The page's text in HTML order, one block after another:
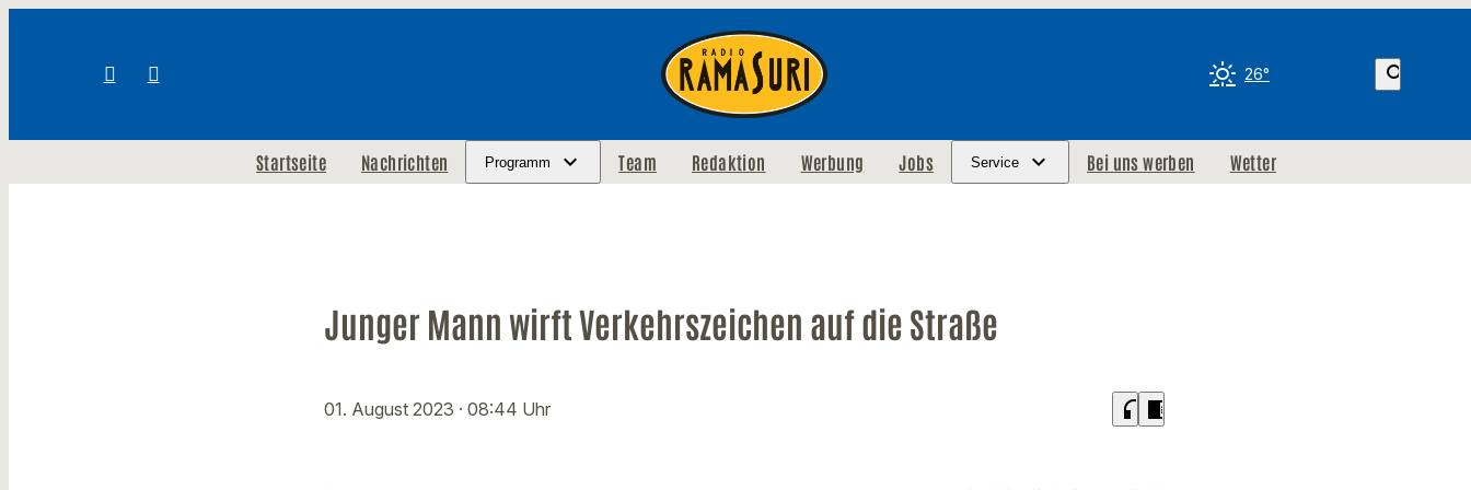
26° search
Startseite Nachrichten Programm Team Redaktion Werbung Jobs Service Bei uns werben Wetter
Junger Mann wirft Verkehrszeichen auf die Straße
01. August 2023 · 08:44 Uhr headphones chrome_reader_mode